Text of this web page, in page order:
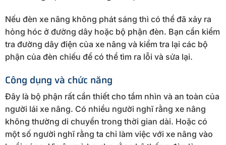
Nếu đèn xe nâng không phát sáng thì có thể đã xảy ra
hỏng hóc ở đường dây hoặc bộ phận đèn. Bạn cần kiểm
tra đường dây điện của xe nâng và kiểm tra lại các bộ
phận của đèn chiếu để có thể tìm ra lỗi và sửa lại.
Công dụng và chức năng
Đây là bộ phận rất cần thiết cho tầm nhìn và an toàn của
người lái xe nâng. Có nhiều người nghĩ rằng xe nâng
không thường di chuyển trong thời gian dài. Hoặc có
một số người nghĩ rằng ta chỉ làm việc với xe nâng vào